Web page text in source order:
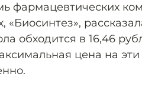
фармацевтических
«Биосинтез»,
обходится в 16,46
цена на